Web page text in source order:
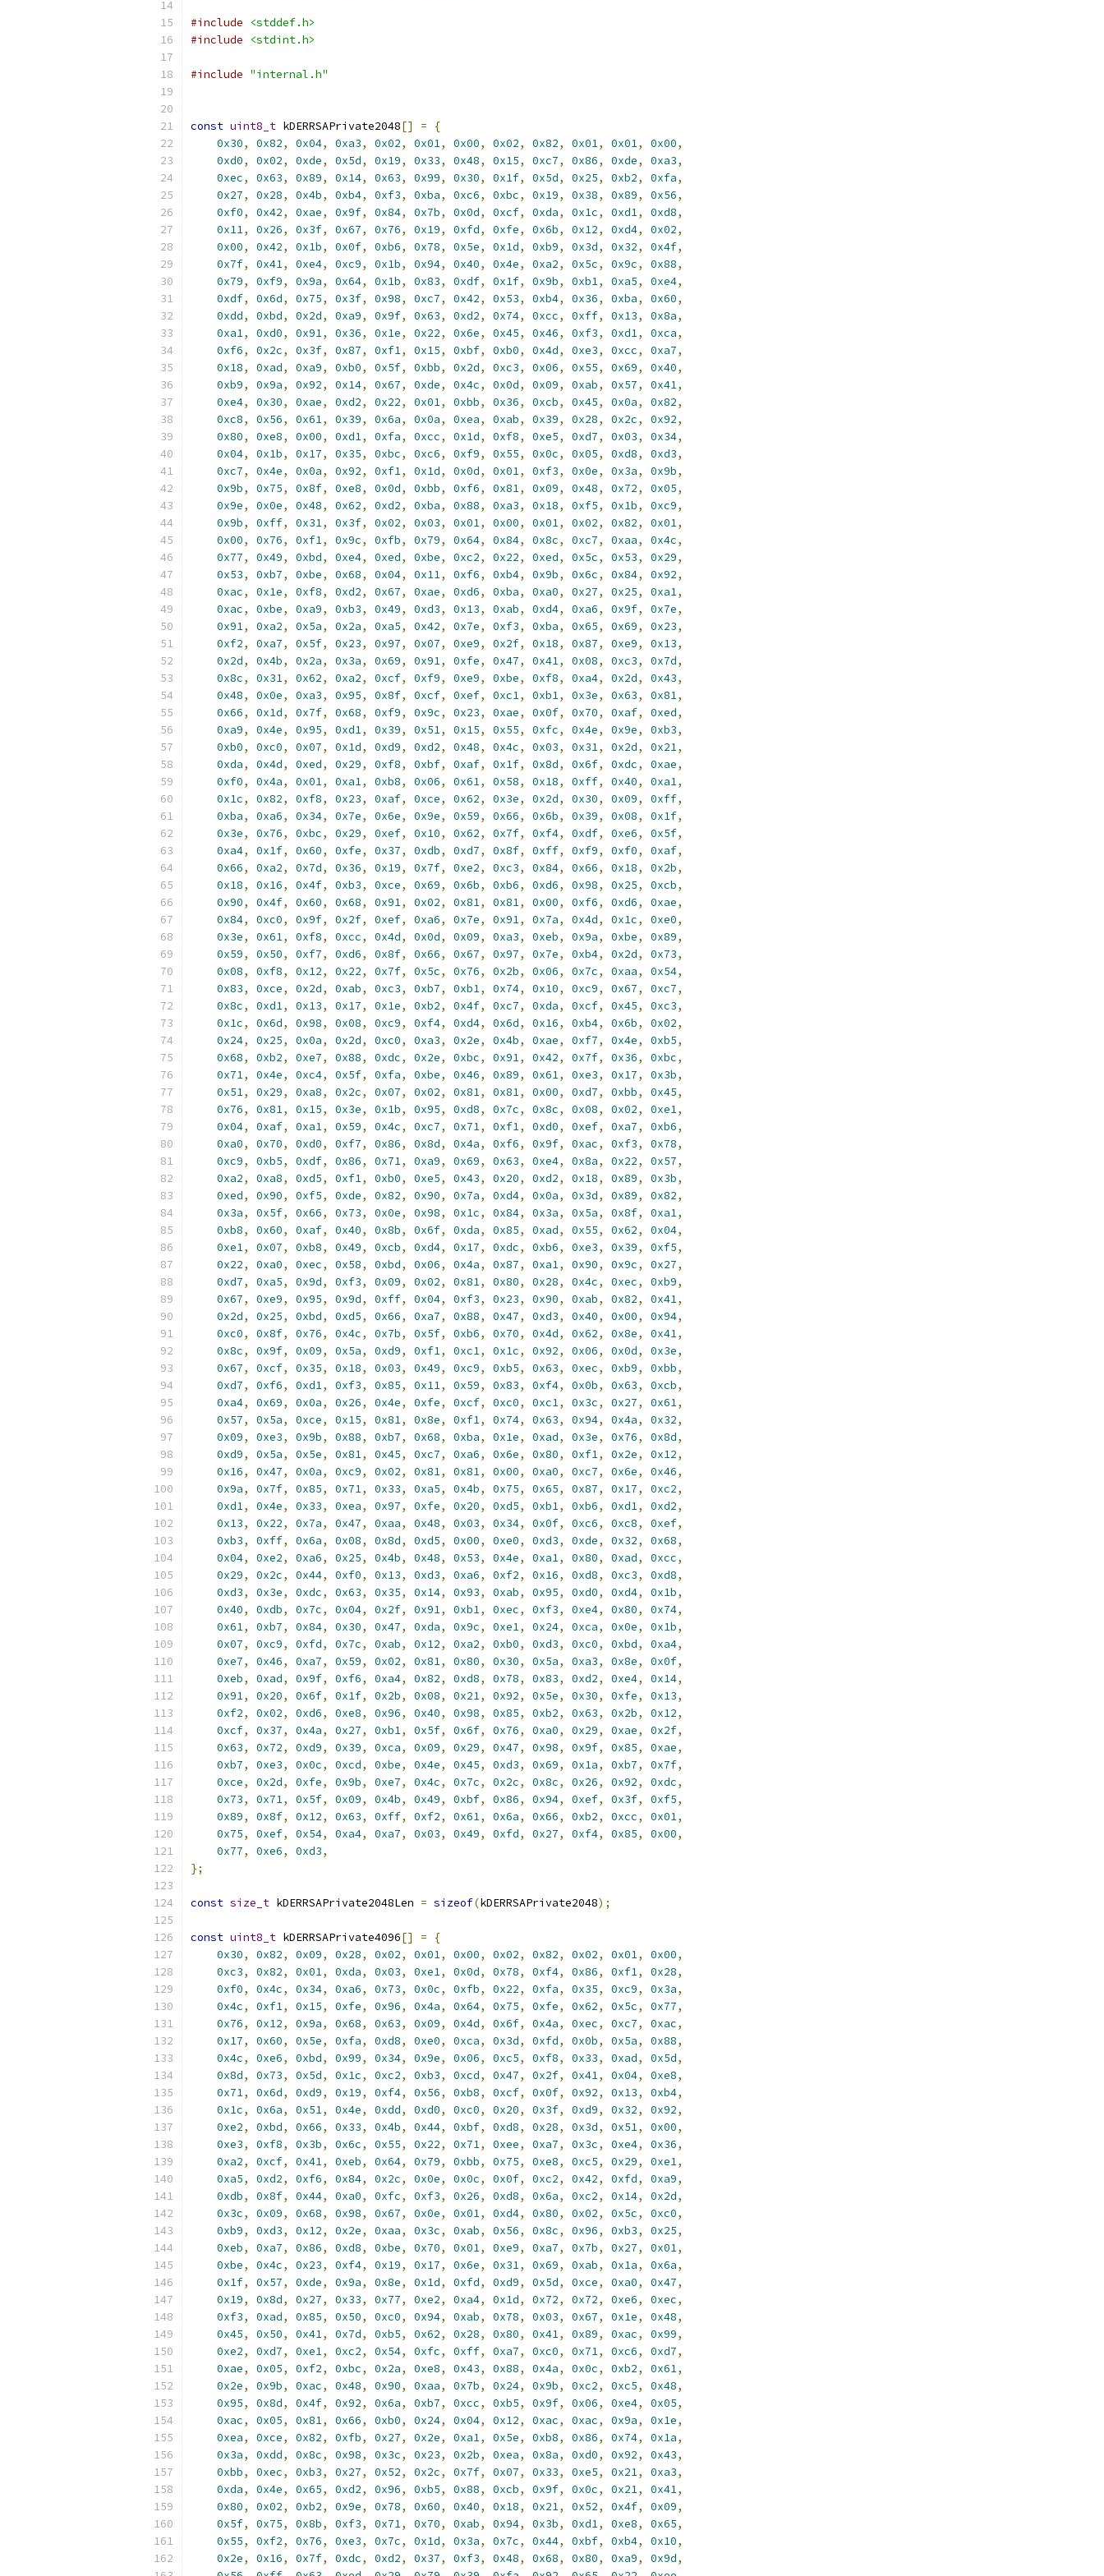
#include
<stddef.h>
#include
<stdint.h>
#include "internal.h"
const uint8_t kDERRSAPrivate2048[] =
{
0x30, 0x82, 0x04, 0xa3, 0x02, 0x01, 0x00, 0x02, 0x82, 0x01, 0x01, 0x00,
0xd0, 0x02, 0xde, 0x5d, 0x19, 0x33, 0x48, 0x15, 0xc7, 0x86, 0xde, 0xa3,
0xec, 0x63, 0x89, 0x14, 0x63, 0x99, 0x30, 0x1f, 0x5d, 0x25, 0xb2, 0xfa,
0x27, 0x28, 0x4b, 0xb4, 0xf3, 0xba, 0xc6, 0xbc, 0x19, 0x38, 0x89, 0x56,
0xf0, 0x42, 0xae, 0x9f, 0x84, 0x7b, 0x0d, 0xcf, 0xda, 0x1c, 0xd1, 0xd8,
0x11, 0x26, 0x3f, 0x67, 0x76, 0x19, 0xfd, 0xfe, 0x6b, 0x12, 0xd4, 0x02,
0x00, 0x42, 0x1b, 0x0f, 0xb6, 0x78, 0x5e, 0x1d, 0xb9, 0x3d, 0x32, 0x4f,
0x7f, 0x41, 0xe4, 0xc9, 0x1b, 0x94, 0x40, 0x4e, 0xa2, 0x5c, 0x9c, 0x88,
0x79, 0xf9, 0x9a, 0x64, 0x1b, 0x83, 0xdf, 0x1f, 0x9b, 0xb1, 0xa5, 0xe4,
0xdf, 0x6d, 0x75, 0x3f, 0x98, 0xc7, 0x42, 0x53, 0xb4, 0x36, 0xba, 0x60,
0xdd, 0xbd, 0x2d, 0xa9, 0x9f, 0x63, 0xd2, 0x74, 0xcc, 0xff, 0x13, 0x8a,
0xa1, 0xd0, 0x91, 0x36, 0x1e, 0x22, 0x6e, 0x45, 0x46, 0xf3, 0xd1, 0xca,
0xf6, 0x2c, 0x3f, 0x87, 0xf1, 0x15, 0xbf, 0xb0, 0x4d, 0xe3, 0xcc, 0xa7,
0x18, 0xad, 0xa9, 0xb0, 0x5f, 0xbb, 0x2d, 0xc3, 0x06, 0x55, 0x69, 0x40,
0xb9, 0x9a, 0x92, 0x14, 0x67, 0xde, 0x4c, 0x0d, 0x09, 0xab, 0x57, 0x41,
0xe4, 0x30, 0xae, 0xd2, 0x22, 0x01, 0xbb, 0x36, 0xcb, 0x45, 0x0a, 0x82,
0xc8, 0x56, 0x61, 0x39, 0x6a, 0x0a, 0xea, 0xab, 0x39, 0x28, 0x2c, 0x92,
0x80, 0xe8, 0x00, 0xd1, 0xfa, 0xcc, 0x1d, 0xf8, 0xe5, 0xd7, 0x03, 0x34,
0x04, 0x1b, 0x17, 0x35, 0xbc, 0xc6, 0xf9, 0x55, 0x0c, 0x05, 0xd8, 0xd3,
0xc7, 0x4e, 0x0a, 0x92, 0xf1, 0x1d, 0x0d, 0x01, 0xf3, 0x0e, 0x3a, 0x9b,
0x9b, 0x75, 0x8f, 0xe8, 0x0d, 0xbb, 0xf6, 0x81, 0x09, 0x48, 0x72, 0x05,
0x9e, 0x0e, 0x48, 0x62, 0xd2, 0xba, 0x88, 0xa3, 0x18, 0xf5, 0x1b, 0xc9,
0x9b, 0xff, 0x31, 0x3f, 0x02, 0x03, 0x01, 0x00, 0x01, 0x02, 0x82, 0x01,
0x00, 0x76, 0xf1, 0x9c, 0xfb, 0x79, 0x64, 0x84, 0x8c, 0xc7, 0xaa, 0x4c,
0x77, 0x49, 0xbd, 0xe4, 0xed, 0xbe, 0xc2, 0x22, 0xed, 0x5c, 0x53, 0x29,
0x53, 0xb7, 0xbe, 0x68, 0x04, 0x11, 0xf6, 0xb4, 0x9b, 0x6c, 0x84, 0x92,
0xac, 0x1e, 0xf8, 0xd2, 0x67, 0xae, 0xd6, 0xba, 0xa0, 0x27, 0x25, 0xa1,
0xac, 0xbe, 0xa9, 0xb3, 0x49, 0xd3, 0x13, 0xab, 0xd4, 0xa6, 0x9f, 0x7e,
0x91, 0xa2, 0x5a, 0x2a, 0xa5, 0x42, 0x7e, 0xf3, 0xba, 0x65, 0x69, 0x23,
0xf2, 0xa7, 0x5f, 0x23, 0x97, 0x07, 0xe9, 0x2f, 0x18, 0x87, 0xe9, 0x13,
0x2d, 0x4b, 0x2a, 0x3a, 0x69, 0x91, 0xfe, 0x47, 0x41, 0x08, 0xc3, 0x7d,
0x8c, 0x31, 0x62, 0xa2, 0xcf, 0xf9, 0xe9, 0xbe, 0xf8, 0xa4, 0x2d, 0x43,
0x48, 0x0e, 0xa3, 0x95, 0x8f, 0xcf, 0xef, 0xc1, 0xb1, 0x3e, 0x63, 0x81,
0x66, 0x1d, 0x7f, 0x68, 0xf9, 0x9c, 0x23, 0xae, 0x0f, 0x70, 0xaf, 0xed,
0xa9, 0x4e, 0x95, 0xd1, 0x39, 0x51, 0x15, 0x55, 0xfc, 0x4e, 0x9e, 0xb3,
0xb0, 0xc0, 0x07, 0x1d, 0xd9, 0xd2, 0x48, 0x4c, 0x03, 0x31, 0x2d, 0x21,
0xda, 0x4d, 0xed, 0x29, 0xf8, 0xbf, 0xaf, 0x1f, 0x8d, 0x6f, 0xdc, 0xae,
0xf0, 0x4a, 0x01, 0xa1, 0xb8, 0x06, 0x61, 0x58, 0x18, 0xff, 0x40, 0xa1,
0x1c, 0x82, 0xf8, 0x23, 0xaf, 0xce, 0x62, 0x3e, 0x2d, 0x30, 0x09, 0xff,
0xba, 0xa6, 0x34, 0x7e, 0x6e, 0x9e, 0x59, 0x66, 0x6b, 0x39, 0x08, 0x1f,
0x3e, 0x76, 0xbc, 0x29, 0xef, 0x10, 0x62, 0x7f, 0xf4, 0xdf, 0xe6, 0x5f,
0xa4, 0x1f, 0x60, 0xfe, 0x37, 0xdb, 0xd7, 0x8f, 0xff, 0xf9, 0xf0, 0xaf,
0x66, 0xa2, 0x7d, 0x36, 0x19, 0x7f, 0xe2, 0xc3, 0x84, 0x66, 0x18, 0x2b,
0x18, 0x16, 0x4f, 0xb3, 0xce, 0x69, 0x6b, 0xb6, 0xd6, 0x98, 0x25, 0xcb,
0x90, 0x4f, 0x60, 0x68, 0x91, 0x02, 0x81, 0x81, 0x00, 0xf6, 0xd6, 0xae,
0x84, 0xc0, 0x9f, 0x2f, 0xef, 0xa6, 0x7e, 0x91, 0x7a, 0x4d, 0x1c, 0xe0,
0x3e, 0x61, 0xf8, 0xcc, 0x4d, 0x0d, 0x09, 0xa3, 0xeb, 0x9a, 0xbe, 0x89,
0x59, 0x50, 0xf7, 0xd6, 0x8f, 0x66, 0x67, 0x97, 0x7e, 0xb4, 0x2d, 0x73,
0x08, 0xf8, 0x12, 0x22, 0x7f, 0x5c, 0x76, 0x2b, 0x06, 0x7c, 0xaa, 0x54,
0x83, 0xce, 0x2d, 0xab, 0xc3, 0xb7, 0xb1, 0x74, 0x10, 0xc9, 0x67, 0xc7,
0x8c, 0xd1, 0x13, 0x17, 0x1e, 0xb2, 0x4f, 0xc7, 0xda, 0xcf, 0x45, 0xc3,
0x1c, 0x6d, 0x98, 0x08, 0xc9, 0xf4, 0xd4, 0x6d, 0x16, 0xb4, 0x6b, 0x02,
0x24, 0x25, 0x0a, 0x2d, 0xc0, 0xa3, 0x2e, 0x4b, 0xae, 0xf7, 0x4e, 0xb5,
0x68, 0xb2, 0xe7, 0x88, 0xdc, 0x2e, 0xbc, 0x91, 0x42, 0x7f, 0x36, 0xbc,
0x71, 0x4e, 0xc4, 0x5f, 0xfa, 0xbe, 0x46, 0x89, 0x61, 0xe3, 0x17, 0x3b,
0x51, 0x29, 0xa8, 0x2c, 0x07, 0x02, 0x81, 0x81, 0x00, 0xd7, 0xbb, 0x45,
0x76, 0x81, 0x15, 0x3e, 0x1b, 0x95, 0xd8, 0x7c, 0x8c, 0x08, 0x02, 0xe1,
0x04, 0xaf, 0xa1, 0x59, 0x4c, 0xc7, 0x71, 0xf1, 0xd0, 0xef, 0xa7, 0xb6,
0xa0, 0x70, 0xd0, 0xf7, 0x86, 0x8d, 0x4a, 0xf6, 0x9f, 0xac, 0xf3, 0x78,
0xc9, 0xb5, 0xdf, 0x86, 0x71, 0xa9, 0x69, 0x63, 0xe4, 0x8a, 0x22, 0x57,
0xa2, 0xa8, 0xd5, 0xf1, 0xb0, 0xe5, 0x43, 0x20, 0xd2, 0x18, 0x89, 0x3b,
0xed, 0x90, 0xf5, 0xde, 0x82, 0x90, 0x7a, 0xd4, 0x0a, 0x3d, 0x89, 0x82,
0x3a, 0x5f, 0x66, 0x73, 0x0e, 0x98, 0x1c, 0x84, 0x3a, 0x5a, 0x8f, 0xa1,
0xb8, 0x60, 0xaf, 0x40, 0x8b, 0x6f, 0xda, 0x85, 0xad, 0x55, 0x62, 0x04,
0xe1, 0x07, 0xb8, 0x49, 0xcb, 0xd4, 0x17, 0xdc, 0xb6, 0xe3, 0x39, 0xf5,
0x22, 0xa0, 0xec, 0x58, 0xbd, 0x06, 0x4a, 0x87, 0xa1, 0x90, 0x9c, 0x27,
0xd7, 0xa5, 0x9d, 0xf3, 0x09, 0x02, 0x81, 0x80, 0x28, 0x4c, 0xec, 0xb9,
0x67, 0xe9, 0x95, 0x9d, 0xff, 0x04, 0xf3, 0x23, 0x90, 0xab, 0x82, 0x41,
0x2d, 0x25, 0xbd, 0xd5, 0x66, 0xa7, 0x88, 0x47, 0xd3, 0x40, 0x00, 0x94,
0xc0, 0x8f, 0x76, 0x4c, 0x7b, 0x5f, 0xb6, 0x70, 0x4d, 0x62, 0x8e, 0x41,
0x8c, 0x9f, 0x09, 0x5a, 0xd9, 0xf1, 0xc1, 0x1c, 0x92, 0x06, 0x0d, 0x3e,
0x67, 0xcf, 0x35, 0x18, 0x03, 0x49, 0xc9, 0xb5, 0x63, 0xec, 0xb9, 0xbb,
0xd7, 0xf6, 0xd1, 0xf3, 0x85, 0x11, 0x59, 0x83, 0xf4, 0x0b, 0x63, 0xcb,
0xa4, 0x69, 0x0a, 0x26, 0x4e, 0xfe, 0xcf, 0xc0, 0xc1, 0x3c, 0x27, 0x61,
0x57, 0x5a, 0xce, 0x15, 0x81, 0x8e, 0xf1, 0x74, 0x63, 0x94, 0x4a, 0x32,
0x09, 0xe3, 0x9b, 0x88, 0xb7, 0x68, 0xba, 0x1e, 0xad, 0x3e, 0x76, 0x8d,
0xd9, 0x5a, 0x5e, 0x81, 0x45, 0xc7, 0xa6, 0x6e, 0x80, 0xf1, 0x2e, 0x12,
0x16, 0x47, 0x0a, 0xc9, 0x02, 0x81, 0x81, 0x00, 0xa0, 0xc7, 0x6e, 0x46,
0x9a, 0x7f, 0x85, 0x71, 0x33, 0xa5, 0x4b, 0x75, 0x65, 0x87, 0x17, 0xc2,
0xd1, 0x4e, 0x33, 0xea, 0x97, 0xfe, 0x20, 0xd5, 0xb1, 0xb6, 0xd1, 0xd2,
0x13, 0x22, 0x7a, 0x47, 0xaa, 0x48, 0x03, 0x34, 0x0f, 0xc6, 0xc8, 0xef,
0xb3, 0xff, 0x6a, 0x08, 0x8d, 0xd5, 0x00, 0xe0, 0xd3, 0xde, 0x32, 0x68,
0x04, 0xe2, 0xa6, 0x25, 0x4b, 0x48, 0x53, 0x4e, 0xa1, 0x80, 0xad, 0xcc,
0x29, 0x2c, 0x44, 0xf0, 0x13, 0xd3, 0xa6, 0xf2, 0x16, 0xd8, 0xc3, 0xd8,
0xd3, 0x3e, 0xdc, 0x63, 0x35, 0x14, 0x93, 0xab, 0x95, 0xd0, 0xd4, 0x1b,
0x40, 0xdb, 0x7c, 0x04, 0x2f, 0x91, 0xb1, 0xec, 0xf3, 0xe4, 0x80, 0x74,
0x61, 0xb7, 0x84, 0x30, 0x47, 0xda, 0x9c, 0xe1, 0x24, 0xca, 0x0e, 0x1b,
0x07, 0xc9, 0xfd, 0x7c, 0xab, 0x12, 0xa2, 0xb0, 0xd3, 0xc0, 0xbd, 0xa4,
0xe7, 0x46, 0xa7, 0x59, 0x02, 0x81, 0x80, 0x30, 0x5a, 0xa3, 0x8e, 0x0f,
0xeb, 0xad, 0x9f, 0xf6, 0xa4, 0x82, 0xd8, 0x78, 0x83, 0xd2, 0xe4, 0x14,
0x91, 0x20, 0x6f, 0x1f, 0x2b, 0x08, 0x21, 0x92, 0x5e, 0x30, 0xfe, 0x13,
0xf2, 0x02, 0xd6, 0xe8, 0x96, 0x40, 0x98, 0x85, 0xb2, 0x63, 0x2b, 0x12,
0xcf, 0x37, 0x4a, 0x27, 0xb1, 0x5f, 0x6f, 0x76, 0xa0, 0x29, 0xae, 0x2f,
0x63, 0x72, 0xd9, 0x39, 0xca, 0x09, 0x29, 0x47, 0x98, 0x9f, 0x85, 0xae,
0xb7, 0xe3, 0x0c, 0xcd, 0xbe, 0x4e, 0x45, 0xd3, 0x69, 0x1a, 0xb7, 0x7f,
0xce, 0x2d, 0xfe, 0x9b, 0xe7, 0x4c, 0x7c, 0x2c, 0x8c, 0x26, 0x92, 0xdc,
0x73, 0x71, 0x5f, 0x09, 0x4b, 0x49, 0xbf, 0x86, 0x94, 0xef, 0x3f, 0xf5,
0x89, 0x8f, 0x12, 0x63, 0xff, 0xf2, 0x61, 0x6a, 0x66, 0xb2, 0xcc, 0x01,
0x75, 0xef, 0x54, 0xa4, 0xa7, 0x03, 0x49, 0xfd, 0x27, 0xf4, 0x85, 0x00,
0x77, 0xe6, 0xd3,
};
const size_t kDERRSAPrivate2048Len = sizeof(kDERRSAPrivate2048);
const uint8_t kDERRSAPrivate4096[] =
{
0x30, 0x82, 0x09, 0x28, 0x02, 0x01, 0x00, 0x02, 0x82, 0x02, 0x01, 0x00,
0xc3, 0x82, 0x01, 0xda, 0x03, 0xe1, 0x0d, 0x78, 0xf4, 0x86, 0xf1, 0x28,
0xf0, 0x4c, 0x34, 0xa6, 0x73, 0x0c, 0xfb, 0x22, 0xfa, 0x35, 0xc9, 0x3a,
0x4c, 0xf1, 0x15, 0xfe, 0x96, 0x4a, 0x64, 0x75, 0xfe, 0x62, 0x5c, 0x77,
0x76, 0x12, 0x9a, 0x68, 0x63, 0x09, 0x4d, 0x6f, 0x4a, 0xec, 0xc7, 0xac,
0x17, 0x60, 0x5e, 0xfa, 0xd8, 0xe0, 0xca, 0x3d, 0xfd, 0x0b, 0x5a, 0x88,
0x4c, 0xe6, 0xbd, 0x99, 0x34, 0x9e, 0x06, 0xc5, 0xf8, 0x33, 0xad, 0x5d,
0x8d, 0x73, 0x5d, 0x1c, 0xc2, 0xb3, 0xcd, 0x47, 0x2f, 0x41, 0x04, 0xe8,
0x71, 0x6d, 0xd9, 0x19, 0xf4, 0x56, 0xb8, 0xcf, 0x0f, 0x92, 0x13, 0xb4,
0x1c, 0x6a, 0x51, 0x4e, 0xdd, 0xd0, 0xc0, 0x20, 0x3f, 0xd9, 0x32, 0x92,
0xe2, 0xbd, 0x66, 0x33, 0x4b, 0x44, 0xbf, 0xd8, 0x28, 0x3d, 0x51, 0x00,
0xe3, 0xf8, 0x3b, 0x6c, 0x55, 0x22, 0x71, 0xee, 0xa7, 0x3c, 0xe4, 0x36,
0xa2, 0xcf, 0x41, 0xeb, 0x64, 0x79, 0xbb, 0x75, 0xe8, 0xc5, 0x29, 0xe1,
0xa5, 0xd2, 0xf6, 0x84, 0x2c, 0x0e, 0x0c, 0x0f, 0xc2, 0x42, 0xfd, 0xa9,
0xdb, 0x8f, 0x44, 0xa0, 0xfc, 0xf3, 0x26, 0xd8, 0x6a, 0xc2, 0x14, 0x2d,
0x3c, 0x09, 0x68, 0x98, 0x67, 0x0e, 0x01, 0xd4, 0x80, 0x02, 0x5c, 0xc0,
0xb9, 0xd3, 0x12, 0x2e, 0xaa, 0x3c, 0xab, 0x56, 0x8c, 0x96, 0xb3, 0x25,
0xeb, 0xa7, 0x86, 0xd8, 0xbe, 0x70, 0x01, 0xe9, 0xa7, 0x7b, 0x27, 0x01,
0xbe, 0x4c, 0x23, 0xf4, 0x19, 0x17, 0x6e, 0x31, 0x69, 0xab, 0x1a, 0x6a,
0x1f, 0x57, 0xde, 0x9a, 0x8e, 0x1d, 0xfd, 0xd9, 0x5d, 0xce, 0xa0, 0x47,
0x19, 0x8d, 0x27, 0x33, 0x77, 0xe2, 0xa4, 0x1d, 0x72, 0x72, 0xe6, 0xec,
0xf3, 0xad, 0x85, 0x50, 0xc0, 0x94, 0xab, 0x78, 0x03, 0x67, 0x1e, 0x48,
0x45, 0x50, 0x41, 0x7d, 0xb5, 0x62, 0x28, 0x80, 0x41, 0x89, 0xac, 0x99,
0xe2, 0xd7, 0xe1, 0xc2, 0x54, 0xfc, 0xff, 0xa7, 0xc0, 0x71, 0xc6, 0xd7,
0xae, 0x05, 0xf2, 0xbc, 0x2a, 0xe8, 0x43, 0x88, 0x4a, 0x0c, 0xb2, 0x61,
0x2e, 0x9b, 0xac, 0x48, 0x90, 0xaa, 0x7b, 0x24, 0x9b, 0xc2, 0xc5, 0x48,
0x95, 0x8d, 0x4f, 0x92, 0x6a, 0xb7, 0xcc, 0xb5, 0x9f, 0x06, 0xe4, 0x05,
0xac, 0x05, 0x81, 0x66, 0xb0, 0x24, 0x04, 0x12, 0xac, 0xac, 0x9a, 0x1e,
0xea, 0xce, 0x82, 0xfb, 0x27, 0x2e, 0xa1, 0x5e, 0xb8, 0x86, 0x74, 0x1a,
0x3a, 0xdd, 0x8c, 0x98, 0x3c, 0x23, 0x2b, 0xea, 0x8a, 0xd0, 0x92, 0x43,
0xbb, 0xec, 0xb3, 0x27, 0x52, 0x2c, 0x7f, 0x07, 0x33, 0xe5, 0x21, 0xa3,
0xda, 0x4e, 0x65, 0xd2, 0x96, 0xb5, 0x88, 0xcb, 0x9f, 0x0c, 0x21, 0x41,
0x80, 0x02, 0xb2, 0x9e, 0x78, 0x60, 0x40, 0x18, 0x21, 0x52, 0x4f, 0x09,
0x5f, 0x75, 0x8b, 0xf3, 0x71, 0x70, 0xab, 0x94, 0x3b, 0xd1, 0xe8, 0x65,
0x55, 0xf2, 0x76, 0xe3, 0x7c, 0x1d, 0x3a, 0x7c, 0x44, 0xbf, 0xb4, 0x10,
0x2e, 0x16, 0x7f, 0xdc, 0xd2, 0x37, 0xf3, 0x48, 0x68, 0x80, 0xa9, 0x9d,